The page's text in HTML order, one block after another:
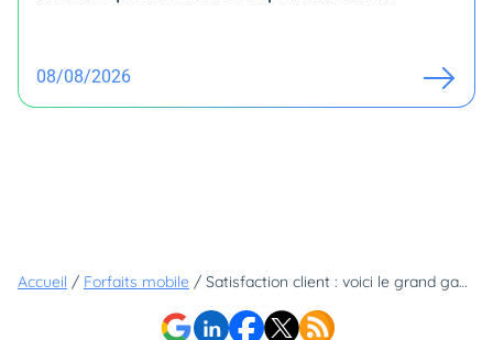
08/08/2026
Accueil / Forfaits mobile / Satisfaction client : voici le grand gagnant (et le dernier) du classement des opérateurs